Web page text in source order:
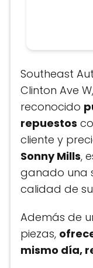
Southeast
Clinton Ave
reconocido
repuestos
cliente y
Sonny Mills,
ganado una
calidad de
Además de
piezas,
mismo día,